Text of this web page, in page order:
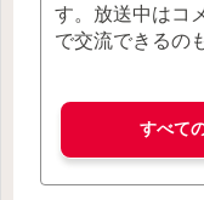
す。放送中はコ
で交流できるの
すべて